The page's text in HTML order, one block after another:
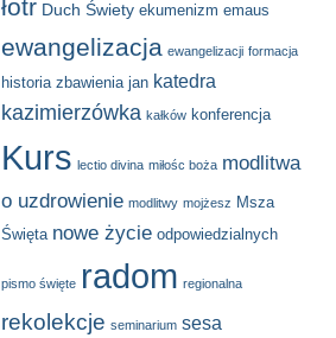
łotr Duch Świety ekumenizm emaus
ewangelizacja ewangelizacji formacja
historia zbawienia jan katedra
kazimierzówka kałków konferencja
Kurs lectio divina miłośc boża modlitwa
o uzdrowienie modlitwy mojżesz Msza
Święta nowe życie odpowiedzialnych
pismo święte radom regionalna
rekolekcje seminarium sesa